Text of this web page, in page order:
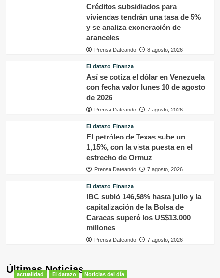
Créditos subsidiados para
viviendas tendrán una tasa de 5%
y se analiza exoneración de
aranceles
Prensa Dateando 8 agosto, 2026
El datazo Finanza
Así se cotiza el dólar en Venezuela
con fecha valor lunes 10 de agosto
de 2026
Prensa Dateando 7 agosto, 2026
El datazo Finanza
El petróleo de Texas sube un
1,15%, con la vista puesta en el
estrecho de Ormuz
Prensa Dateando 7 agosto, 2026
El datazo Finanza
IBC subió 146,58% hasta julio y la
capitalización de la Bolsa de
Caracas superó los US$13.000
millones
Prensa Dateando 7 agosto, 2026
Últimas Noticias
actualidad El datazo Noticias del día